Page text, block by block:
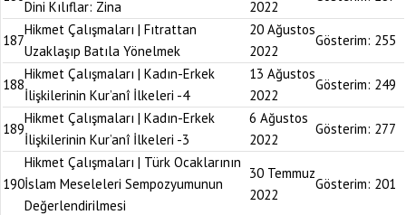
Dini Kılıflar: Zina 2022
187
Hikmet Çalışmaları | Fıtrattan
Uzaklaşıp Batıla Yönelmek
20 Ağustos
2022
Gösterim: 255
188
Hikmet Çalışmaları | Kadın-Erkek
İlişkilerinin Kur’anî İlkeleri -4
13 Ağustos
2022
Gösterim: 249
189
Hikmet Çalışmaları | Kadın-Erkek
İlişkilerinin Kur’anî İlkeleri -3
6 Ağustos
2022
Gösterim: 277
190
Hikmet Çalışmaları | Türk Ocaklarının
İslam Meseleleri Sempozyumunun
Değerlendirilmesi
30 Temmuz
2022
Gösterim: 201